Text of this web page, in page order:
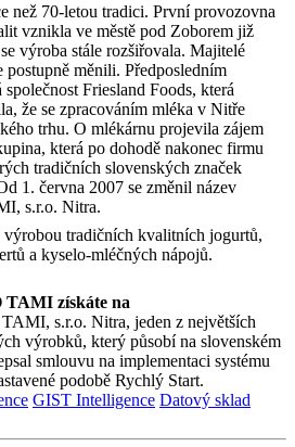
než 70-letou tradici. První provozovna
vznikla ve městě pod Zoborem již
výroba stále rozšiřovala. Majitelé
měnili. Předposledním
Friesland Foods, která
že se zpracováním mléka v Nitře
trhu. O mlékárnu projevila zájem
která po dohodě nakonec firmu
tradičních slovenských značek
1. června 2007 se změnil název
s.r.o. Nitra.
tradičních kvalitních jogurtů,
a kyselo-mléčných nápojů.
TAMI získáte na
s.r.o. Nitra, jeden z největších
výrobků, který působí na slovenském
smlouvu na implementaci systému
podobě Rychlý Start.
GIST Intelligence Datový sklad